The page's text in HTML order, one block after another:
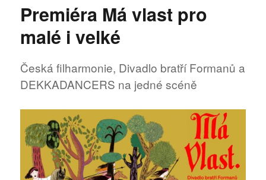
Premiéra
Mé
vlasti
Premiéra Má vlast pro
malé i velké
Česká filharmonie, Divadlo bratří Formanů a
DEKKADANCERS na jedné scéně